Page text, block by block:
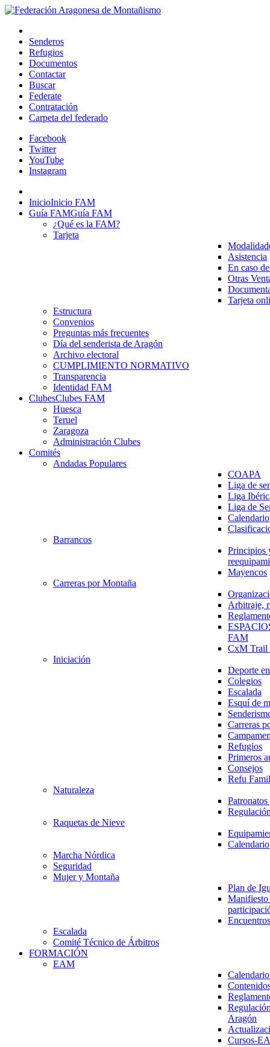
Senderos
Refugios
Documentos
Contactar
Buscar
Federate
Contratación
Carpeta del federado
Facebook
Twitter
YouTube
Instagram
InicioInicio FAM
Guía FAMGuía FAM
¿Qué es la FAM?
Tarjeta
Asistencia
En caso
Otras
Tarjeta
Estructura
Convenios
Preguntas más frecuentes
Día del senderista de Aragón
Archivo electoral
CUMPLIMIENTO NORMATIVO
Transparencia
Identidad FAM
ClubesClubes FAM
Huesca
Teruel
Zaragoza
Administración Clubes
Comités
Andadas Populares
COAPA
Liga de
Liga
Liga de
Calendario
Barrancos
Principios
Mayencos
Carreras por Montaña
Arbitraje,
FAM
CxM
Iniciación
Deporte
Colegios
Escalada
Esquí de
Carreras
Refugios
Primeros
Consejos
Refu
Naturaleza
Raquetas de Nieve
Calendario
Marcha Nórdica
Seguridad
Mujer y Montaña
Plan de
Escalada
Comité Técnico de Árbitros
FORMACIÓN
EAM
Aragón
Cursos-